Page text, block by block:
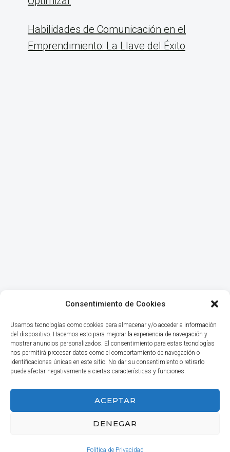
Consentimiento de Cookies
Usamos tecnologías como cookies para almacenar y/o acceder a información
del dispositivo. Hacemos esto para mejorar la experiencia de navegación y
mostrar anuncios personalizados. El consentimiento para estas tecnologías
nos permitirá procesar datos como el comportamiento de navegación o
identificaciones únicas en este sitio. No dar su consentimiento o retirarlo
puede afectar negativamente a ciertas características y funciones.
ACEPTAR
DENEGAR
Política de Privacidad
Habilidades de Comunicación en el
Emprendimiento: La Llave del Éxito
INICIO
© 2026 Haga Negocios